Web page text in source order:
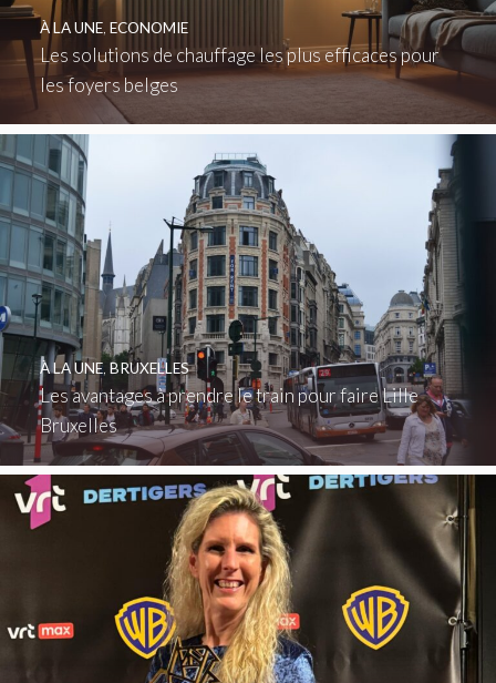
Les solutions de chauffage les plus efficaces pour
les foyers belges
À LA UNE, ECONOMIE
Les avantages à prendre le train pour faire Lille
Bruxelles
À LA UNE, BRUXELLES